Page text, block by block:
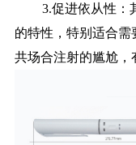
3.促进依从性：
的特性，特别适合
共场合注射的尴尬，